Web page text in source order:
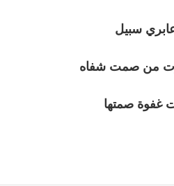
سبيل
من صمت شفاه
غفوة صمتها